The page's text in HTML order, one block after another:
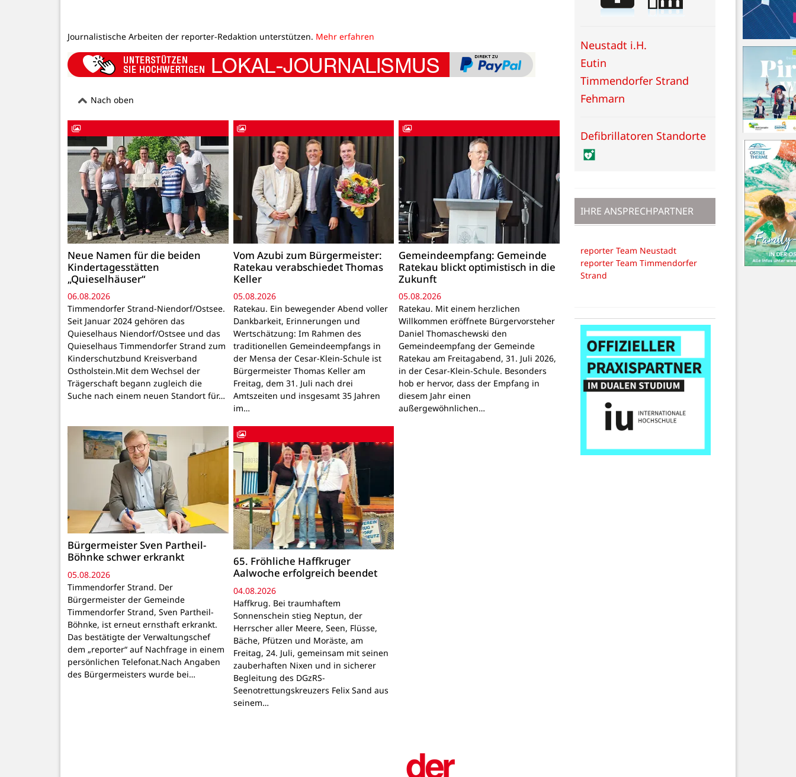
Journalistische Arbeiten der reporter-Redaktion unterstützen. Mehr erfahren
Nach oben
Neue Namen für die beiden
Kindertagesstätten
„Quieselhäuser“
06.08.2026
Timmendorfer Strand-Niendorf/Ostsee.
Seit Januar 2024 gehören das
Quieselhaus Niendorf/Ostsee und das
Quieselhaus Timmendorfer Strand zum
Kinderschutzbund Kreisverband
Ostholstein.Mit dem Wechsel der
Trägerschaft begann zugleich die
Suche nach einem neuen Standort für…
Vom Azubi zum Bürgermeister:
Ratekau verabschiedet Thomas
Keller
05.08.2026
Ratekau. Ein bewegender Abend voller
Dankbarkeit, Erinnerungen und
Wertschätzung: Im Rahmen des
traditionellen Gemeindeempfangs in
der Mensa der Cesar-Klein-Schule ist
Bürgermeister Thomas Keller am
Freitag, dem 31. Juli nach drei
Amtszeiten und insgesamt 35 Jahren
im…
Gemeindeempfang: Gemeinde
Ratekau blickt optimistisch in die
Zukunft
05.08.2026
Ratekau. Mit einem herzlichen
Willkommen eröffnete Bürgervorsteher
Daniel Thomaschewski den
Gemeindeempfang der Gemeinde
Ratekau am Freitagabend, 31. Juli 2026,
in der Cesar-Klein-Schule. Besonders
hob er hervor, dass der Empfang in
diesem Jahr einen
außergewöhnlichen…
Bürgermeister Sven Partheil-
Böhnke schwer erkrankt
05.08.2026
Timmendorfer Strand. Der
Bürgermeister der Gemeinde
Timmendorfer Strand, Sven Partheil-
Böhnke, ist erneut ernsthaft erkrankt.
Das bestätigte der Verwaltungschef
dem „reporter“ auf Nachfrage in einem
persönlichen Telefonat.Nach Angaben
des Bürgermeisters wurde bei…
65. Fröhliche Haffkruger
Aalwoche erfolgreich beendet
04.08.2026
Haffkrug. Bei traumhaftem
Sonnenschein stieg Neptun, der
Herrscher aller Meere, Seen, Flüsse,
Bäche, Pfützen und Moräste, am
Freitag, 24. Juli, gemeinsam mit seinen
zauberhaften Nixen und in sicherer
Begleitung des DGzRS-
Seenotrettungskreuzers Felix Sand aus
seinem…
Neustadt i.H.
Eutin
Timmendorfer Strand
Fehmarn
Defibrillatoren Standorte
IHRE ANSPRECHPARTNER
reporter Team Neustadt
reporter Team Timmendorfer
Strand